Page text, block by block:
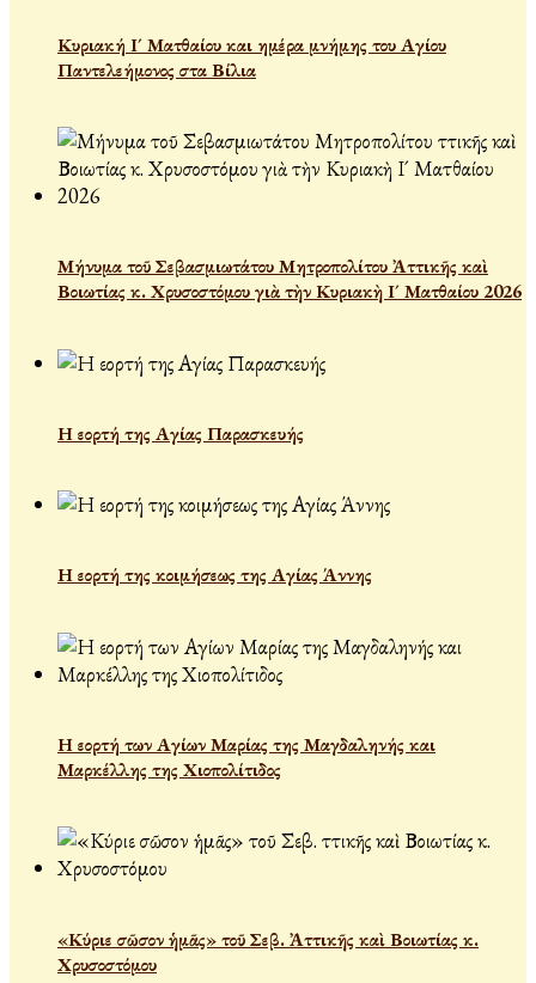
Κυριακή Ι´ Ματθαίου και ημέρα μνήμης του Αγίου
Παντελεήμονος στα Βίλια
Μήνυμα τοῦ Σεβασμιωτάτου Μητροπολίτου Ἀττικῆς καὶ
Βοιωτίας κ. Χρυσοστόμου γιὰ τὴν Κυριακὴ Ι´ Ματθαίου 2026
Η εορτή της Αγίας Παρασκευής
Η εορτή της κοιμήσεως της Αγίας Άννης
Η εορτή των Αγίων Μαρίας της Μαγδαληνής και
Μαρκέλλης της Χιοπολίτιδος
«Κύριε σῶσον ἡμᾶς» τοῦ Σεβ. Ἀττικῆς καὶ Βοιωτίας κ.
Χρυσοστόμου